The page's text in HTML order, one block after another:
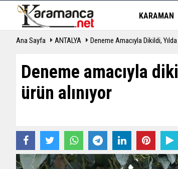
KARAMAN
Ana Sayfa ANTALYA Deneme Amacıyla Dikildi,
Deneme amacıyla
ürün alınıyor